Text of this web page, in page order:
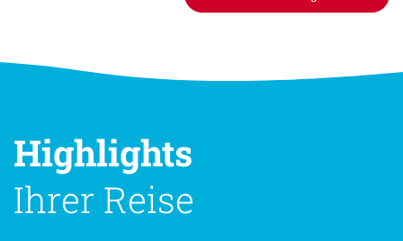
Highlights
Ihrer Reise